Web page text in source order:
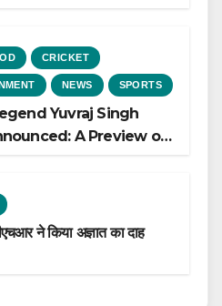
CRICKET
NEWS SPORTS
Yuvraj Singh
A Preview of
ने किया अज्ञात का दाह